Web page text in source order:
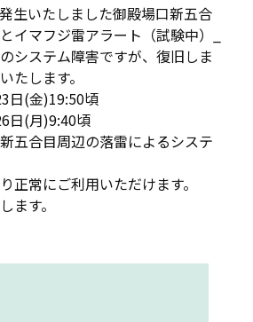
んてんぼうき)
生いたしました御殿場口新五合
イマフジ雷アラート（試験中）_
システム障害ですが、復旧しま
たします。
日(金)19:50頃
日(月)9:40頃
五合目周辺の落雷によるシステ
正常にご利用いただけます。
ます。